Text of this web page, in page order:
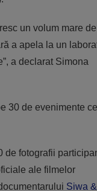
un volum mare de
a apela la un
a declarat Simona
30 de evenimente ce
de fotografii
ale filmelor
Siwa &